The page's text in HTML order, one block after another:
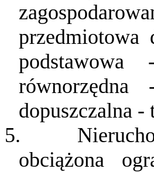
przedmiotowa
równorzędna
dopuszczalna
5.
obciążona